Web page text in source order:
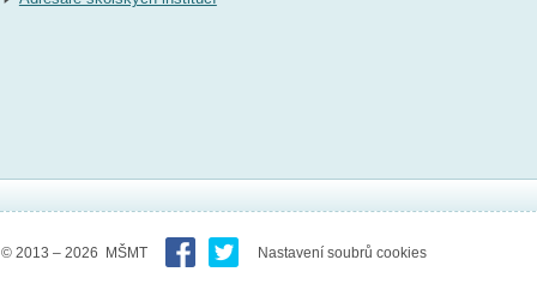
© 2013 – 2026 MŠMT Nastavení soubrů cookies